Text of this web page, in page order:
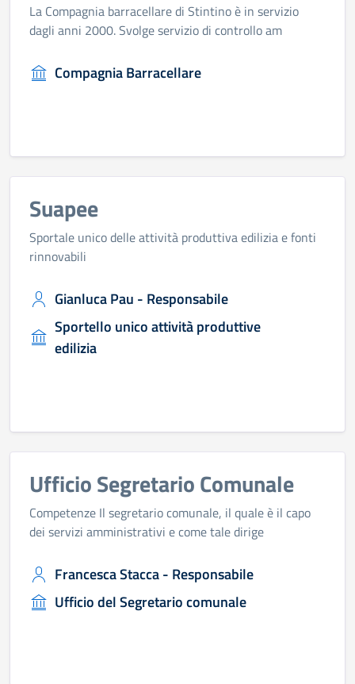
La Compagnia barracellare di Stintino è in servizio
dagli anni 2000. Svolge servizio di controllo am
Compagnia Barracellare
Suapee
Sportale unico delle attività produttiva edilizia e fonti
rinnovabili
Gianluca Pau - Responsabile
Sportello unico attività produttive
edilizia
Ufficio Segretario Comunale
Competenze Il segretario comunale, il quale è il capo
dei servizi amministrativi e come tale dirige
Francesca Stacca - Responsabile
Ufficio del Segretario comunale